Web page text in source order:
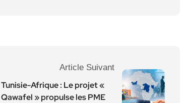
Article Suivant
Tunisie-Afrique : Le projet «
Qawafel » propulse les PME